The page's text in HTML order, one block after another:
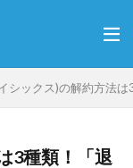
シックス)の解約方法
3種類！「退